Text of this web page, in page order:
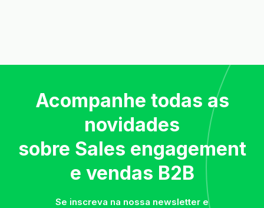
Acompanhe todas as
novidades
sobre Sales engagement
e vendas B2B
Se inscreva na nossa newsletter e